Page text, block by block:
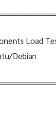
Load
Debian